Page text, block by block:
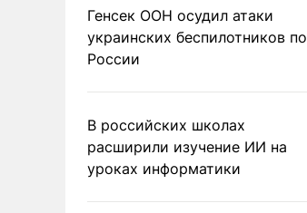
Генсек ООН осудил атаки
украинских беспилотников по
России
В российских школах
расширили изучение ИИ на
уроках информатики